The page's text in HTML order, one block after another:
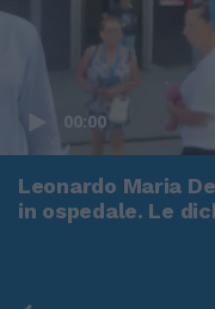
00:00
Leonardo Maria
in ospedale. Le